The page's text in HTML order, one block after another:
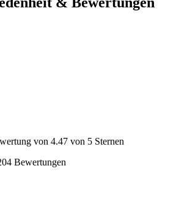
von 4.47 von 5 Sternen
Bewertungen